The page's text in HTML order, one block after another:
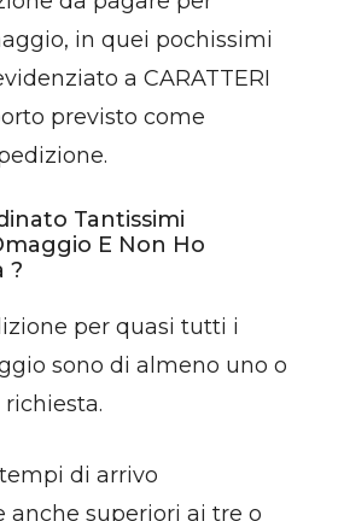
in quei pochissimi
a CARATTERI
previsto come
Tantissimi
E Non Ho
?
per quasi tutti i
sono di almeno uno o
di arrivo
anche superiori ai tre o